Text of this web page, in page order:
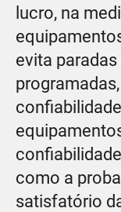
lucro, na
evita
como a
satisfatório